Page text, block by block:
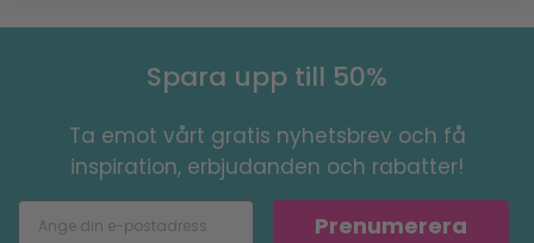
Spara upp till 50%
Ta emot vårt gratis nyhetsbrev och få
inspiration, erbjudanden och rabatter!
Prenumerera